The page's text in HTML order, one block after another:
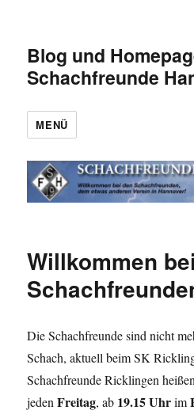
Blog und
Schachfreunde
MENÜ
Willkommen
Die Schachfreunde sind nicht
Schach, aktuell beim SK
Schachfreunde Ricklingen
jedenFreitag, ab 19.15 Uhrim